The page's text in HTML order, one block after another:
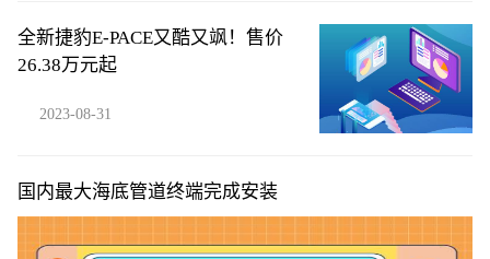
全新捷豹E-PACE又酷又飒！售价
26.38万元起
2023-08-31
国内最大海底管道终端完成安装